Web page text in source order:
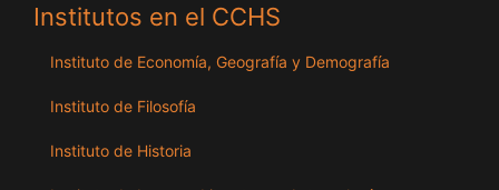
Institutos en el CCHS
Instituto de Economía, Geografía y Demografía
Instituto de Filosofía
Instituto de Historia